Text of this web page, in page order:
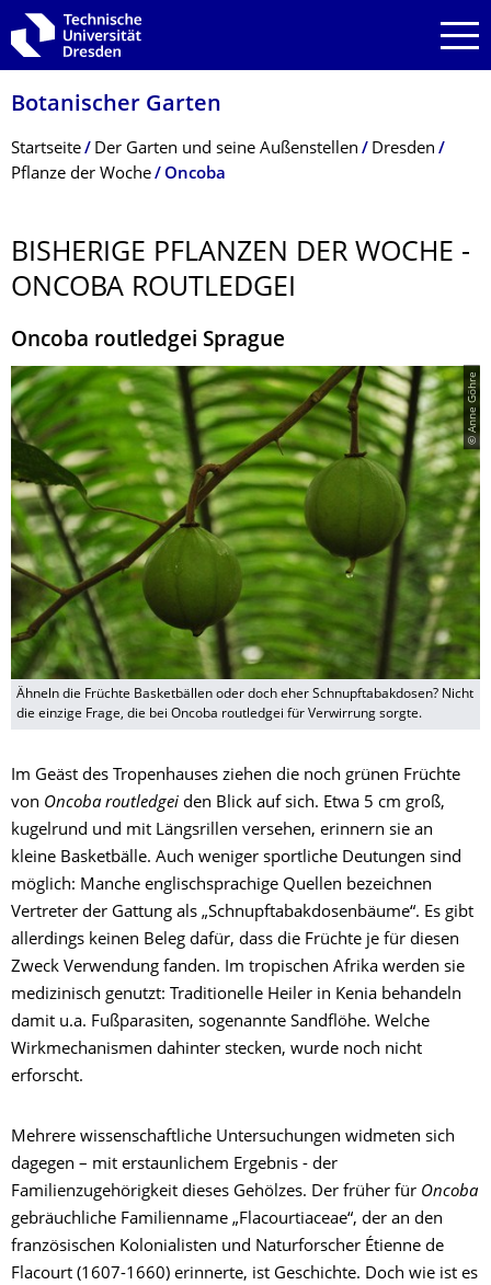
Zur Hauptnavigation springen
Zur Suche springen
Zum Inhalt springen
Botanischer Garten
Breadcrumb-Menü
Startseite Der Garten und seine Außenstellen
Dresden
Pflanze der Woche
Oncoba
BISHERIGE PFLANZEN DER WOCHE -
ONCOBA ROUTLEDGEI
Oncoba routledgei Sprague
© Anne Göhre
Ähneln die Früchte Basketbällen oder doch eher Schnupftabakdosen? Nicht
die einzige Frage, die bei Oncoba routledgei für Verwirrung sorgte.
Im Geäst des Tropenhauses ziehen die noch grünen Früchte
von Oncoba routledgei den Blick auf sich. Etwa 5 cm groß,
kugelrund und mit Längsrillen versehen, erinnern sie an
kleine Basketbälle. Auch weniger sportliche Deutungen sind
möglich: Manche englischsprachige Quellen bezeichnen
Vertreter der Gattung als „Schnupftabakdosenbäume“. Es gibt
allerdings keinen Beleg dafür, dass die Früchte je für diesen
Zweck Verwendung fanden. Im tropischen Afrika werden sie
medizinisch genutzt: Traditionelle Heiler in Kenia behandeln
damit u.a. Fußparasiten, sogenannte Sandflöhe. Welche
Wirkmechanismen dahinter stecken, wurde noch nicht
erforscht.
Mehrere wissenschaftliche Untersuchungen widmeten sich
dagegen – mit erstaunlichem Ergebnis - der
Familienzugehörigkeit dieses Gehölzes. Der früher für Oncoba
gebräuchliche Familienname „Flacourtiaceae“, der an den
französischen Kolonialisten und Naturforscher Étienne de
Flacourt (1607-1660) erinnerte, ist Geschichte. Doch wie ist es